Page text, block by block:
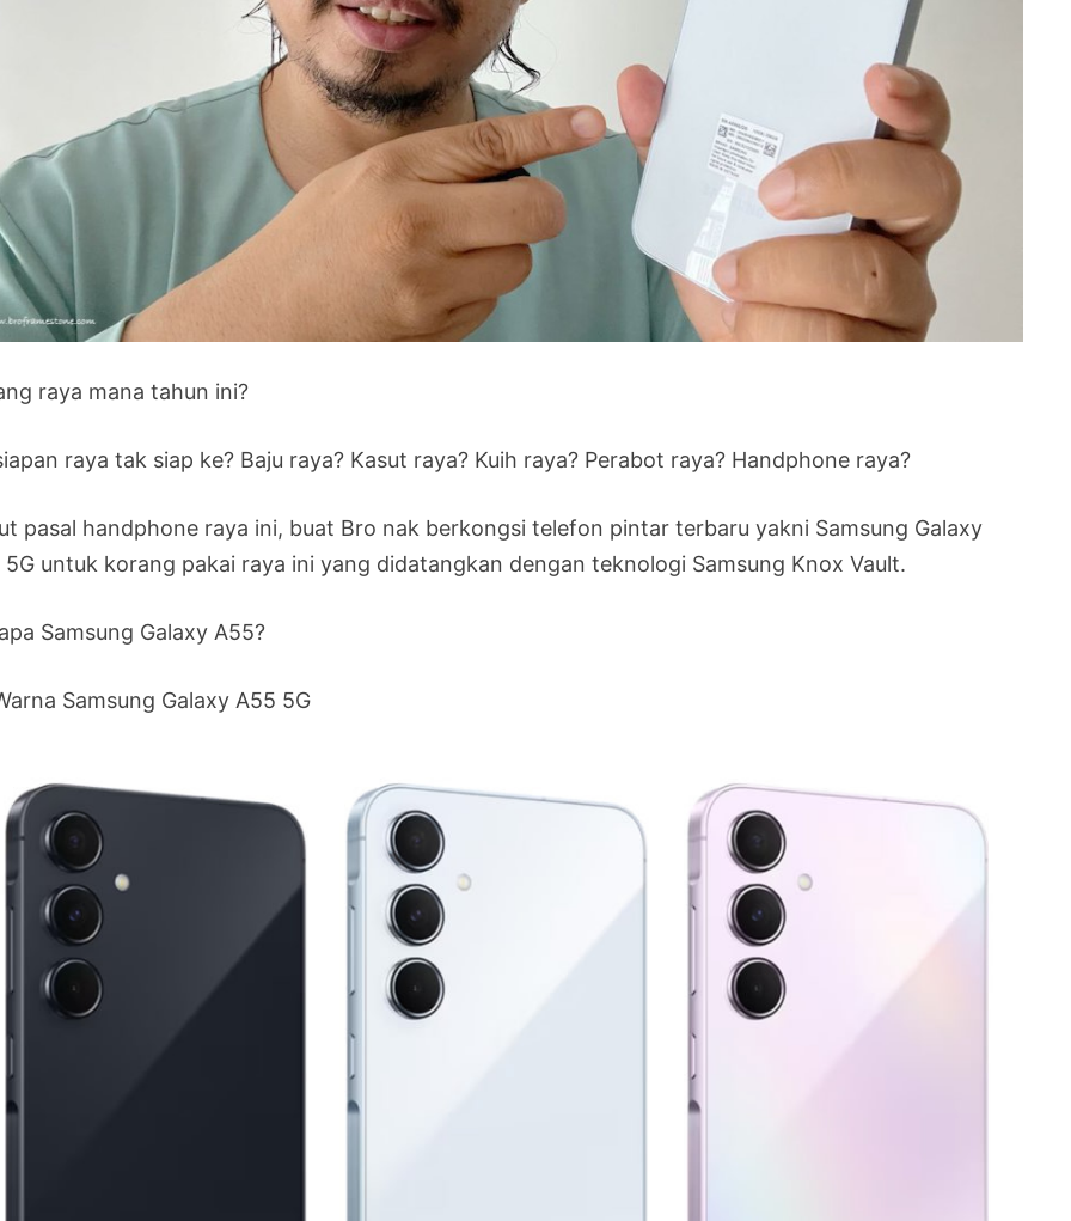
raya mana tahun ini?
raya tak siap ke? Baju raya? Kasut raya? Kuih raya? Perabot raya? Handphone raya?
pasal handphone raya ini, buat Bro nak berkongsi telefon pintar terbaru yakni Samsung Galaxy
5G untuk korang pakai raya ini yang didatangkan dengan teknologi Samsung Knox Vault.
Samsung Galaxy A55?
Samsung Galaxy A55 5G